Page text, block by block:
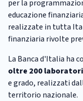
per la
educazione
realizzate in tutta
finanziaria rivolte
La Banca d'Italia ha
oltre 200
e grado, realizzati
territorio nazionale.